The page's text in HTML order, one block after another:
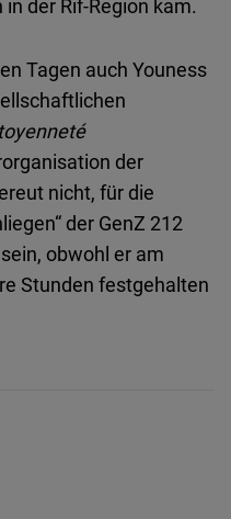
der Rif-Region kam.
Tagen auch Youness
der
nicht, für die
der GenZ 212
obwohl er am
Stunden festgehalten